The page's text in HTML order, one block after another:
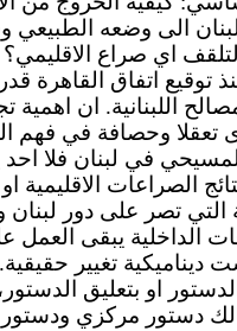
الى وضعه الطبيعي
اي صراع الاقليمي؟
توقيع اتفاق القاهرة
اللبنانية. ان
تعقلا وحصافة في فهم
في لبنان فلا احد
الصراعات
التي تصر على دور
الداخلية يبقى
ديناميكية تغيير حقيقية.
او بتعليق
دستور مركزي ودستور